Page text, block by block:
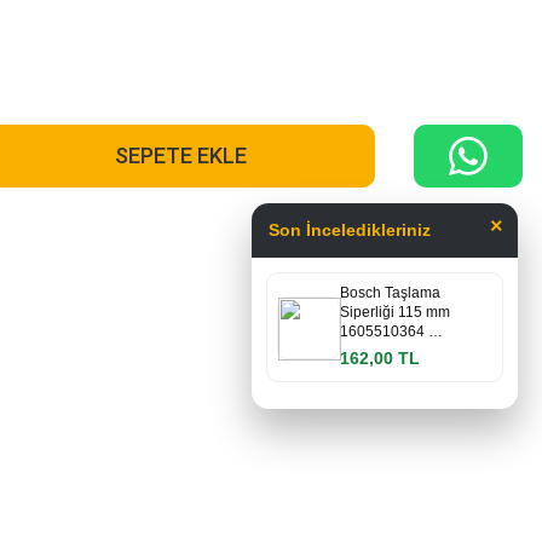
SEPETE EKLE
Son İnceledikleriniz ×
Bosch Taşlama
Siperliği 115 mm
1605510364 …
162,00 TL